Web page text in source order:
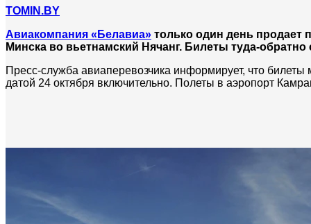
TOMIN.BY
Авиакомпания «Белавиа» только один день
Минска во вьетнамский Нячанг. Билеты туда-
Пресс-служба авиаперевозчика информирует, что
датой 24 октября включительно. Полеты в аэропорт